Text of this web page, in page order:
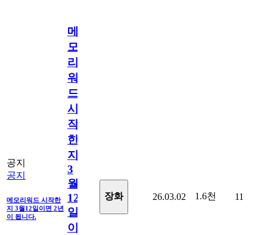
공지
공지
메모리워드 시작한
지 3월12일이면 2년
이 됩니다.
메
모
리
워
드
시
작
한
지
3
월
12
일
이
장화 26.03.02 1.6천 11